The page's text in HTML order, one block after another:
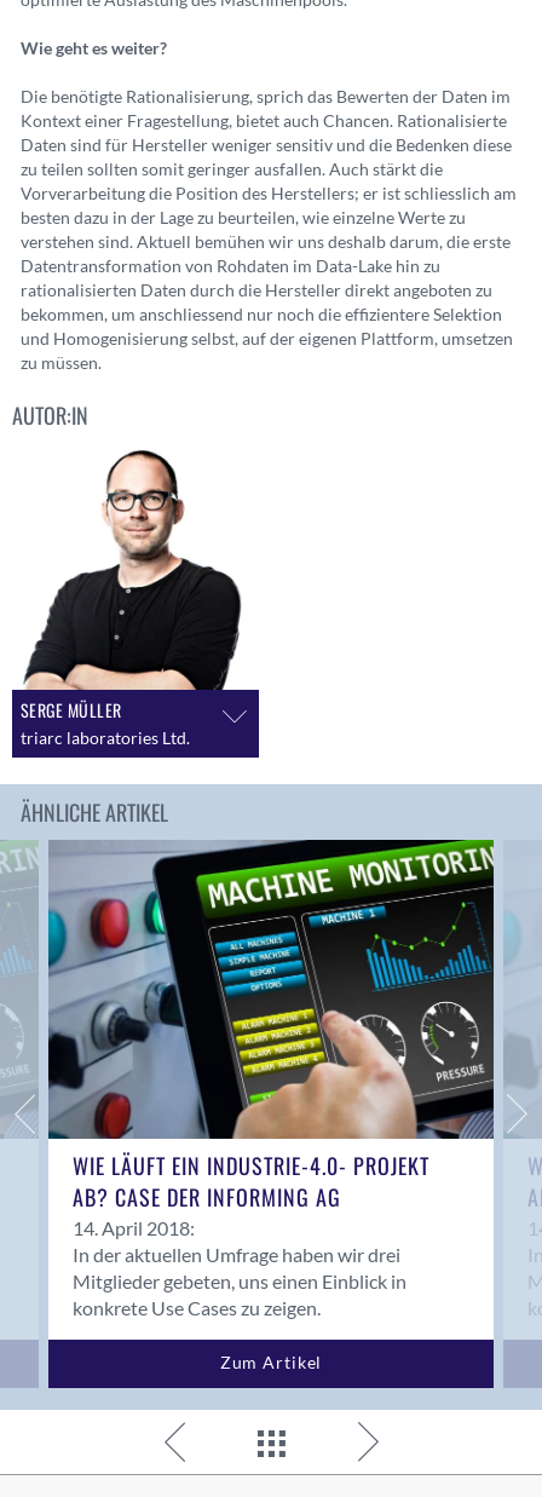
Wie geht es weiter?
Die benötigte Rationalisierung, sprich das Bewerten der Daten im
Kontext einer Fragestellung, bietet auch Chancen. Rationalisierte
Daten sind für Hersteller weniger sensitiv und die Bedenken diese
zu teilen sollten somit geringer ausfallen. Auch stärkt die
Vorverarbeitung die Position des Herstellers; er ist schliesslich am
besten dazu in der Lage zu beurteilen, wie einzelne Werte zu
verstehen sind. Aktuell bemühen wir uns deshalb darum, die erste
Datentransformation von Rohdaten im Data-Lake hin zu
rationalisierten Daten durch die Hersteller direkt angeboten zu
bekommen, um anschliessend nur noch die effizientere Selektion
und Homogenisierung selbst, auf der eigenen Plattform, umsetzen
zu müssen.
AUTOR:IN
SERGE MÜLLER
triarc laboratories Ltd.
ÄHNLICHE ARTIKEL
WIE LÄUFT EIN INDUSTRIE-4.0- PROJEKT
AB? CASE DER INFORMING AG
14. April 2018:
In der aktuellen Umfrage haben wir drei
Mitglieder gebeten, uns einen Einblick in
konkrete Use Cases zu zeigen.
Zum Artikel